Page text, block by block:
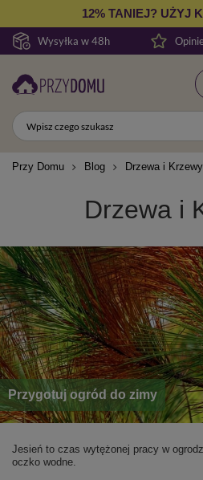
Wysyłka w 48h
12% TANIEJ? UŻYJ
Przy Domu Blog Drzewa i Krzewy
Drzewa i
Przygotuj ogród do zimy
Jesień to czas wytężonej pracy w
oczko wodne.